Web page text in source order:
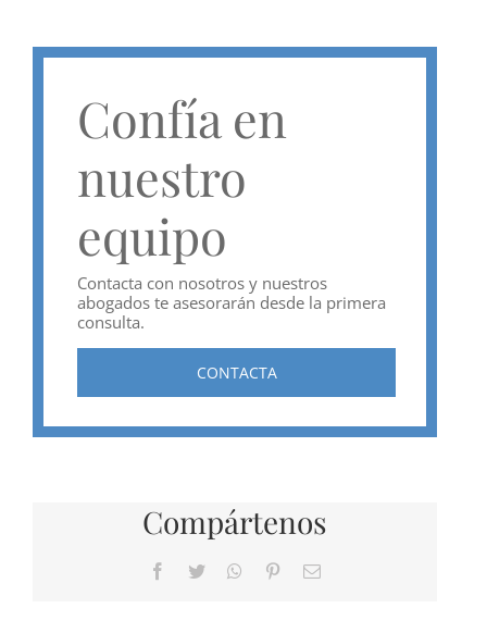
Confía en
nuestro
equipo
Contacta con nosotros y nuestros
abogados te asesorarán desde la primera
consulta.
CONTACTA
Compártenos
Facebook
Twitter WhatsApp
PinterestCorreo